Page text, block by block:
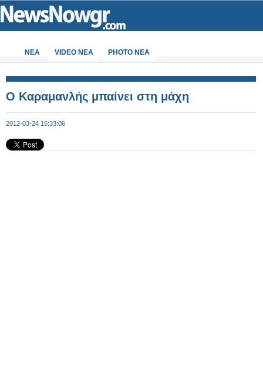
ΝΕΑ VIDEO NEA PHOTO NEA
Ο Καραμανλής μπαίνει στη μάχη
2012-03-24 15:33:06